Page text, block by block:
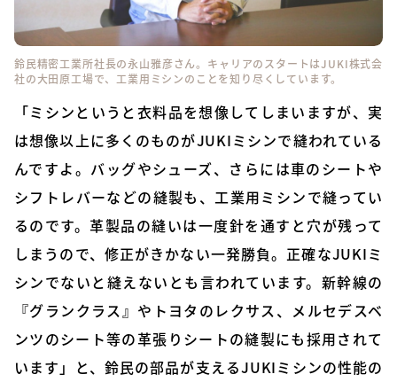
鈴民精密工業所社長の永山雅彦さん。キャリアのスタートはJUKI株式会
社の大田原工場で、工業用ミシンのことを知り尽くしています。
「ミシンというと衣料品を想像してしまいますが、実
は想像以上に多くのものがJUKIミシンで縫われている
んですよ。バッグやシューズ、さらには車のシートや
シフトレバーなどの縫製も、工業用ミシンで縫ってい
るのです。革製品の縫いは一度針を通すと穴が残って
しまうので、修正がきかない一発勝負。正確なJUKIミ
シンでないと縫えないとも言われています。新幹線の
『グランクラス』やトヨタのレクサス、メルセデスベ
ンツのシート等の革張りシートの縫製にも採用されて
います」と、鈴民の部品が支えるJUKIミシンの性能の